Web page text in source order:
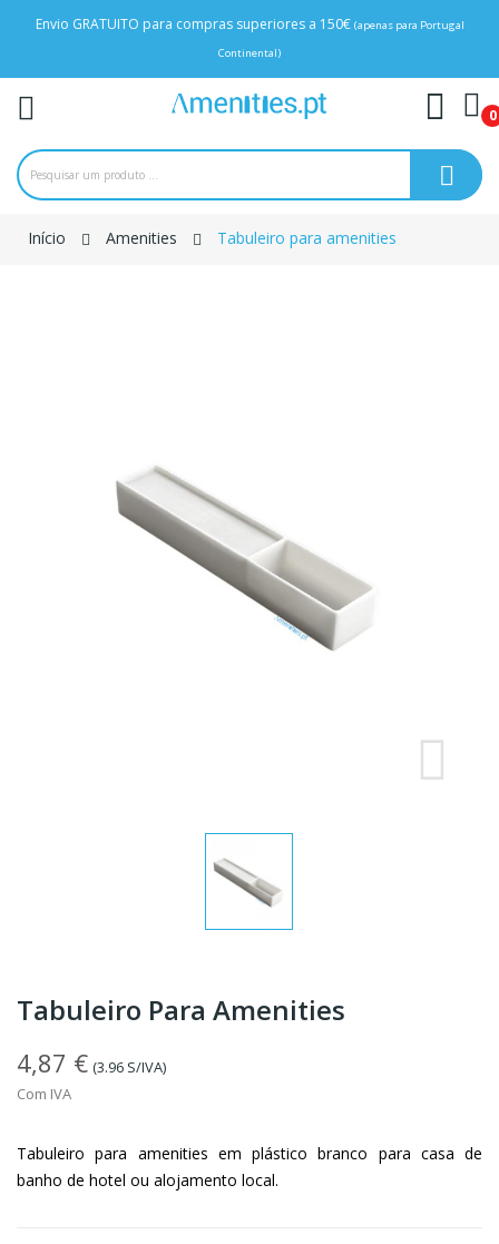
Envio GRATUITO para compras superiores a 150€ (apenas para Portugal
Continental)
0
Início Amenities Tabuleiro para amenities
Tabuleiro Para Amenities
4,87 € (3.96 S/IVA)
Com IVA
Tabuleiro para amenities em plástico branco para casa de
banho de hotel ou alojamento local.